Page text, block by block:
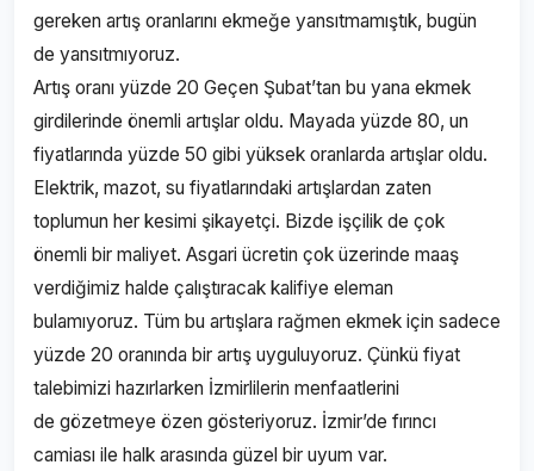
gereken artış oranlarını ekmeğe yansıtmamıştık, bugün
de yansıtmıyoruz.
Artış oranı yüzde 20 Geçen Şubat’tan bu yana ekmek
girdilerinde önemli artışlar oldu. Mayada yüzde 80, un
fiyatlarında yüzde 50 gibi yüksek oranlarda artışlar oldu.
Elektrik, mazot, su fiyatlarındaki artışlardan zaten
toplumun her kesimi şikayetçi. Bizde işçilik de çok
önemli bir maliyet. Asgari ücretin çok üzerinde maaş
verdiğimiz halde çalıştıracak kalifiye eleman
bulamıyoruz. Tüm bu artışlara rağmen ekmek için sadece
yüzde 20 oranında bir artış uyguluyoruz. Çünkü fiyat
talebimizi hazırlarken İzmirlilerin menfaatlerini
de gözetmeye özen gösteriyoruz. İzmir’de fırıncı
camiası ile halk arasında güzel bir uyum var.